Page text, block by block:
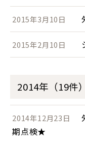
2015年3月10日
2015年2月10日
2014年（19件）
2014年12月23日
期点検★